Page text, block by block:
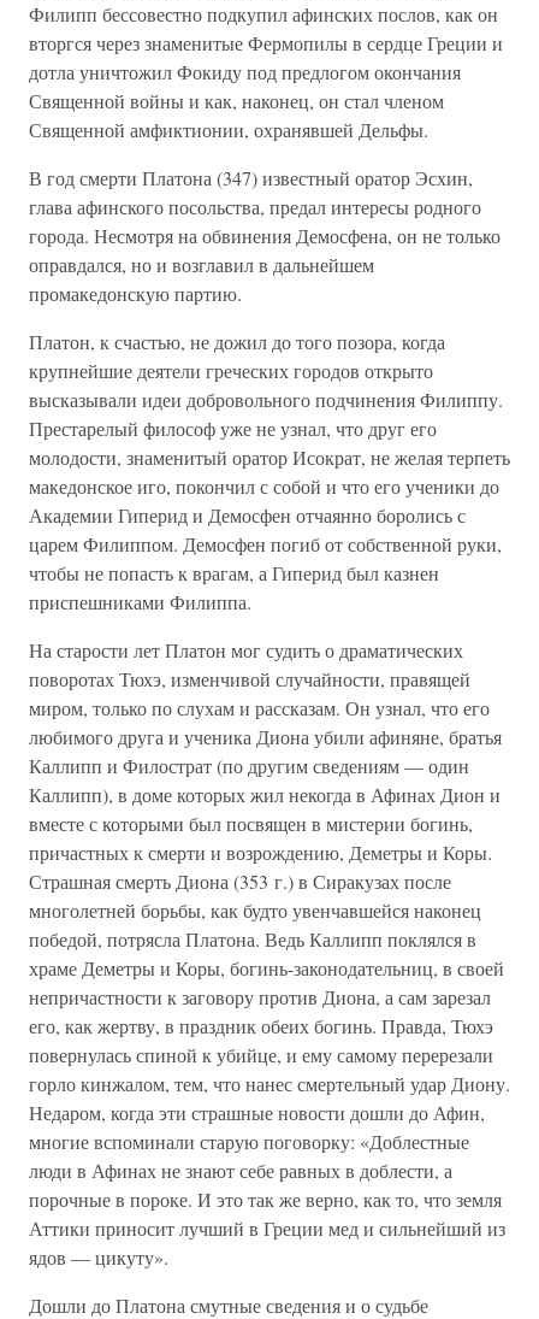
Филипп бессовестно подкупил афинских послов, как он
вторгся через знаменитые Фермопилы в сердце Греции и
дотла уничтожил Фокиду под предлогом окончания
Священной войны и как, наконец, он стал членом
Священной амфиктионии, охранявшей Дельфы.
В год смерти Платона (347) известный оратор Эсхин,
глава афинского посольства, предал интересы родного
города. Несмотря на обвинения Демосфена, он не только
оправдался, но и возглавил в дальнейшем
промакедонскую партию.
Платон, к счастью, не дожил до того позора, когда
крупнейшие деятели греческих городов открыто
высказывали идеи добровольного подчинения Филиппу.
Престарелый философ уже не узнал, что друг его
молодости, знаменитый оратор Исократ, не желая терпеть
македонское иго, покончил с собой и что его ученики до
Академии Гиперид и Демосфен отчаянно боролись с
царем Филиппом. Демосфен погиб от собственной руки,
чтобы не попасть к врагам, а Гиперид был казнен
приспешниками Филиппа.
На старости лет Платон мог судить о драматических
поворотах Тюхэ, изменчивой случайности, правящей
миром, только по слухам и рассказам. Он узнал, что его
любимого друга и ученика Диона убили афиняне, братья
Каллипп и Филострат (по другим сведениям — один
Каллипп), в доме которых жил некогда в Афинах Дион и
вместе с которыми был посвящен в мистерии богинь,
причастных к смерти и возрождению, Деметры и Коры.
Страшная смерть Диона (353 г.) в Сиракузах после
многолетней борьбы, как будто увенчавшейся наконец
победой, потрясла Платона. Ведь Каллипп поклялся в
храме Деметры и Коры, богинь-законодательниц, в своей
непричастности к заговору против Диона, а сам зарезал
его, как жертву, в праздник обеих богинь. Правда, Тюхэ
повернулась спиной к убийце, и ему самому перерезали
горло кинжалом, тем, что нанес смертельный удар Диону.
Недаром, когда эти страшные новости дошли до Афин,
многие вспоминали старую поговорку: «Доблестные
люди в Афинах не знают себе равных в доблести, а
порочные в пороке. И это так же верно, как то, что земля
Аттики приносит лучший в Греции мед и сильнейший из
ядов — цикуту».
Дошли до Платона смутные сведения и о судьбе